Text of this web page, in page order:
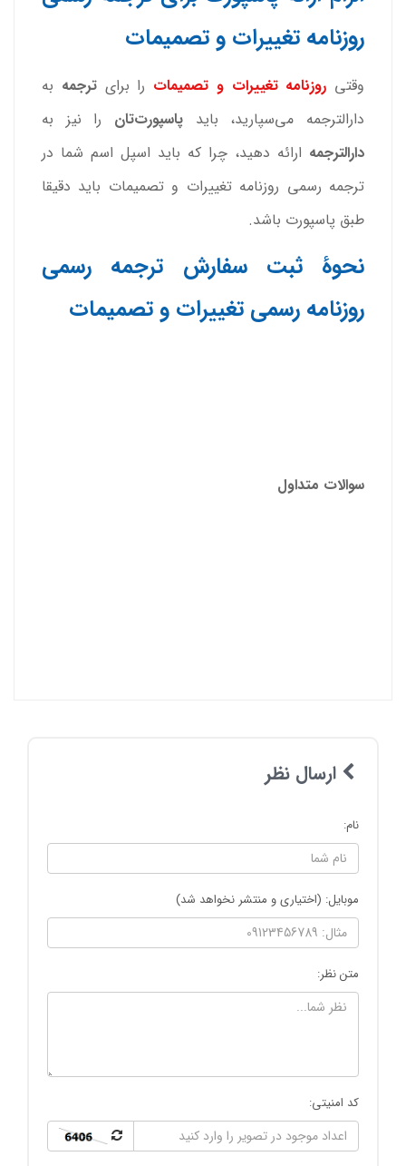
روزنامه تغییرات و تصمیمات
وقتی روزنامه تغییرات و تصمیمات را برایترجمه به
دارالترجمه می‌سپارید، باید پاسپورت‌تان را نیز به
دارالترجمه ارائه دهید، چرا که باید اسپل اسم شما در
ترجمه رسمی روزنامه تغییرات و تصمیمات باید دقیقا
طبق پاسپورت باشد.
نحوۀ ثبت سفارش ترجمه رسمی
روزنامه رسمی تغییرات و تصمیمات
سوالات متداول
ارسال نظر
نام:
موبایل: (اختیاری و منتشر نخواهد شد)
متن نظر:
کد امنیتی: